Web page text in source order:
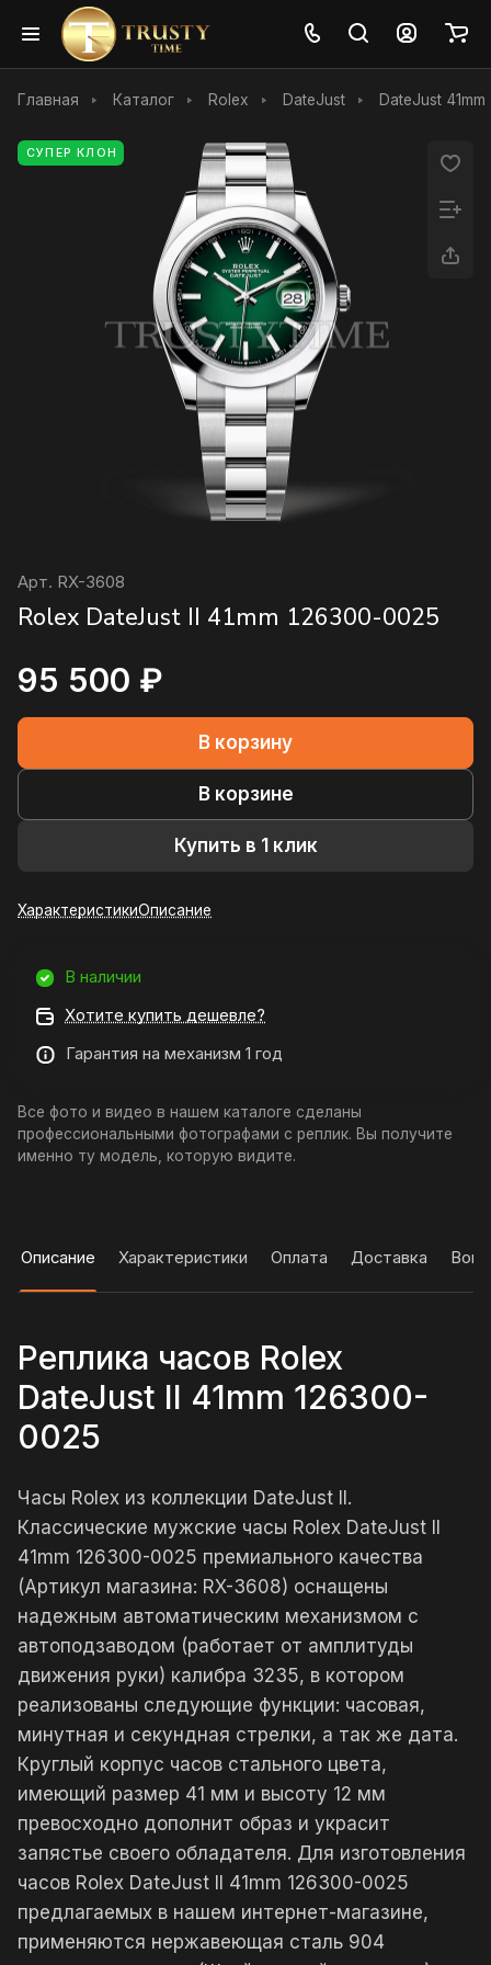
Главная Каталог Rolex DateJust DateJust 41mm
СУПЕР КЛОН
Арт. RX-3608
Rolex DateJust II 41mm 126300-0025
95 500 ₽
В корзину
В корзине
Купить в 1 клик
ХарактеристикиОписание
В наличии
Хотите купить дешевле?
Гарантия на механизм 1 год
Все фото и видео в нашем каталоге сделаны
профессиональными фотографами с реплик. Вы получите
именно ту модель, которую видите.
Описание Характеристики Оплата Доставка
Реплика часов Rolex
DateJust II 41mm 126300-
0025
Часы Rolex из коллекции DateJust II.
Классические мужские часы Rolex DateJust II
41mm 126300-0025 премиального качества
(Артикул магазина: RX-3608) оснащены
надежным автоматическим механизмом с
автоподзаводом (работает от амплитуды
движения руки) калибра 3235, в котором
реализованы следующие функции: часовая,
минутная и секундная стрелки, а так же дата.
Круглый корпус часов стального цвета,
имеющий размер 41 мм и высоту 12 мм
превосходно дополнит образ и украсит
запястье своего обладателя. Для изготовления
часов Rolex DateJust II 41mm 126300-0025
предлагаемых в нашем интернет-магазине,
применяются нержавеющая сталь 904